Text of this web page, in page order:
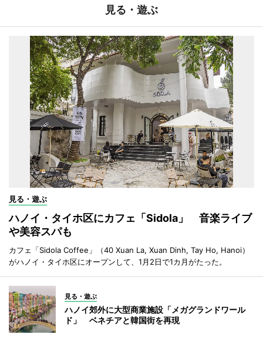
見る・遊ぶ
見る・遊ぶ
ハノイ・タイホ区にカフェ「Sidola」 音楽ライブ
や美容スパも
カフェ「Sidola Coffee」（40 Xuan La, Xuan Dinh, Tay Ho, Hanoi）
がハノイ・タイホ区にオープンして、1月2日で1カ月がたった。
見る・遊ぶ
ハノイ郊外に大型商業施設「メガグランドワール
ド」 ベネチアと韓国街を再現